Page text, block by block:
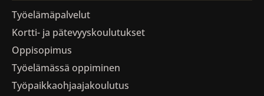
Työelämäpalvelut
Kortti- ja pätevyyskoulutukset
Oppisopimus
Työelämässä oppiminen
Työpaikkaohjaajakoulutus